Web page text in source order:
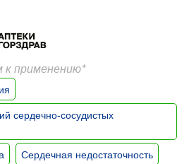
к применению*
сердечно-сосудистых
Сердечная недостаточность